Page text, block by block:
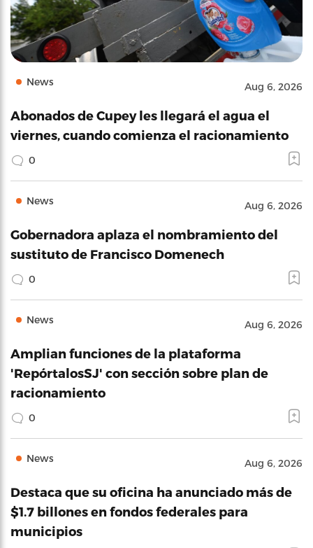
News Aug 6, 2026
Abonados de Cupey les llegará el agua el
viernes, cuando comienza el racionamiento
0
News Aug 6, 2026
Gobernadora aplaza el nombramiento del
sustituto de Francisco Domenech
0
News Aug 6, 2026
Amplian funciones de la plataforma
'RepórtalosSJ' con sección sobre plan de
racionamiento
0
News Aug 6, 2026
Destaca que su oficina ha anunciado más de
$1.7 billones en fondos federales para
municipios